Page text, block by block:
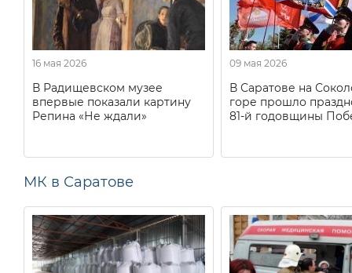
16 мая 2026
В Радищевском музее
впервые показали картину
Репина «Не ждали»
09 мая 2026
В Саратове на
горе прошло
81-й годовщины
МК в Саратове